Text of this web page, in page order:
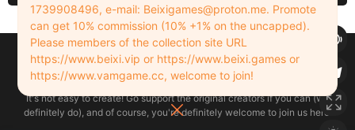
Copyleft © 2022-2026 beixi.vip - All Rights Freedom！
创作不易！有能力的同学可以去支持一下原创作者（我们绝对支持），当然
了，您加入这里我们也绝对欢迎！
It's not easy to create! Go support the original creators if you can (we
definitely do), and of course, you're definitely welcome to join us here!
1739908496, e-mail: Beixigames@proton.me. Promote
can get 10% commission (10% +1% on the uncapped).
Please members of the collection site URL
https://www.beixi.vip or https://www.beixi.games or
https://www.vamgame.cc, welcome to join!